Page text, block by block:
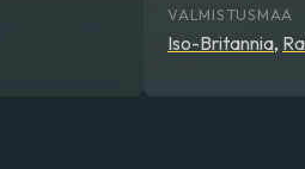
VALMISTUSMAA
Iso-Britannia,